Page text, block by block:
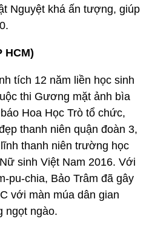
Nguyệt khá ấn tượng, giúp
HCM)
tích 12 năm liền học sinh
thi Gương mặt ảnh bìa
Hoa Học Trò tổ chức,
thanh niên quận đoàn 3,
thanh niên trường học
sinh Việt Nam 2016. Với
pu-chia, Bảo Trâm đã gây
với màn múa dân gian
ngọt ngào.